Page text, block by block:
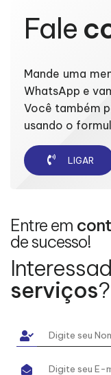
Fale
Mande uma
WhatsApp e
Você também
usando o
LIGAR
Entre em
de sucesso!
serviços?